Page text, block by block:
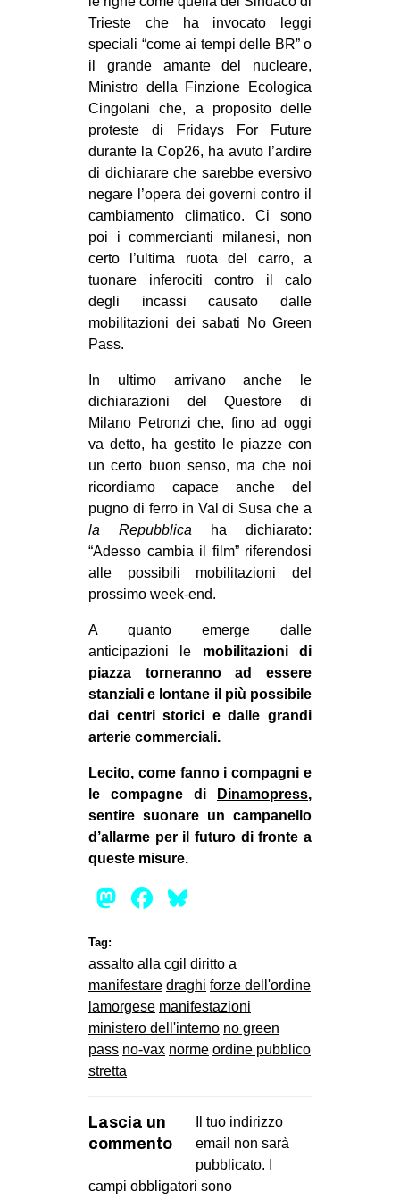
Trieste che ha invocato leggi
speciali “come ai tempi delle BR” o
il grande amante del nucleare,
Ministro della Finzione Ecologica
Cingolani che, a proposito delle
proteste di Fridays For Future
durante la Cop26, ha avuto l’ardire
di dichiarare che sarebbe eversivo
negare l’opera dei governi contro il
cambiamento climatico. Ci sono
poi i commercianti milanesi, non
certo l’ultima ruota del carro, a
tuonare inferociti contro il calo
degli incassi causato dalle
mobilitazioni dei sabati No Green
Pass.
In ultimo arrivano anche le
dichiarazioni del Questore di
Milano Petronzi che, fino ad oggi
va detto, ha gestito le piazze con
un certo buon senso, ma che noi
ricordiamo capace anche del
pugno di ferro in Val di Susa che a
la Repubblica ha dichiarato:
“Adesso cambia il film” riferendosi
alle possibili mobilitazioni del
prossimo week-end.
A quanto emerge dalle
anticipazioni le mobilitazioni di
piazza torneranno ad essere
stanziali e lontane il più possibile
dai centri storici e dalle grandi
arterie commerciali.
Lecito, come fanno i compagni e
le compagne di
Dinamopress,
sentire suonare un campanello
d’allarme per il futuro di fronte a
queste misure.
Mastodon
Facebook
Tag:
assalto alla cgil diritto a
manifestare draghi forze dell'ordine
lamorgese manifestazioni
ministero dell'interno no green
pass no-vax norme ordine pubblico
stretta
Lascia un
commento
Il tuo indirizzo
email non sarà
pubblicato.
campi obbligatori sono